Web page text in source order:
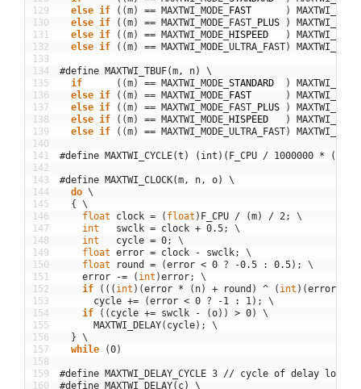
129
130
131
132
133
134
135
136
137
138
139
140
141
142
143
144
145
146
147
148
149
150
151
152
153
154
155
156
157
158
159
160
else if ( (m) == MAXTWI_MODE FAST )
else if ( (m) == MAXTWI_MODE_FAST PLUS )
else if ( (m) == MAXTWI_MODE HISPEED )
else if ( (m) == MAXTWI_MODE_ULTRA_FAST)
#define MAXTWI_TBUF(m, n) \
if
( (m) == MAXTWI_MODE STANDARD )
else if ( (m) == MAXTWI_MODE FAST )
else if ( (m) == MAXTWI_MODE_FAST PLUS )
else if ( (m) == MAXTWI_MODE HISPEED )
else if ( (m) == MAXTWI_MODE_ULTRA_FAST)
#define MAXTWI_CYCLE(t) (int)(F_CPU / 1000000 * (t)
#define MAXTWI_CLOCK(m, n, o) \
do \
{
\
float
clock = ( float ) F_CPU / (m) / 2;
\
int
swclk = clock + 0.5;
\
int
cycle = 0;
\
float error = clock - swclk;
\
float
round = (error < 0 ? -0.5 : 0.5) ;
\
error
-= ( int )error;
\
if
( ( ( int ) (error * ( n) + round ) ^ ( int ) (error
cycle += (error < 0 ? -1 : 1) ;
\
if
( ( cycle += swclk - (o) ) > 0)
\
MAXTWI_DELAY( cycle) ;
\
} \
while
(0)
#define MAXTWI_DELAY_CYCLE 3 // cycle of delay loop
#define MAXTWI_DELAY(c) \